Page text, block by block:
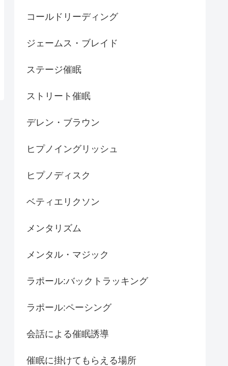
コールドリーディング
ジェームス・ブレイド
ステージ催眠
ストリート催眠
デレン・ブラウン
ヒプノイングリッシュ
ヒプノディスク
ベティエリクソン
メンタリズム
メンタル・マジック
ラポール:バックトラッキング
ラポール:ペーシング
会話による催眠誘導
催眠に掛けてもらえる場所